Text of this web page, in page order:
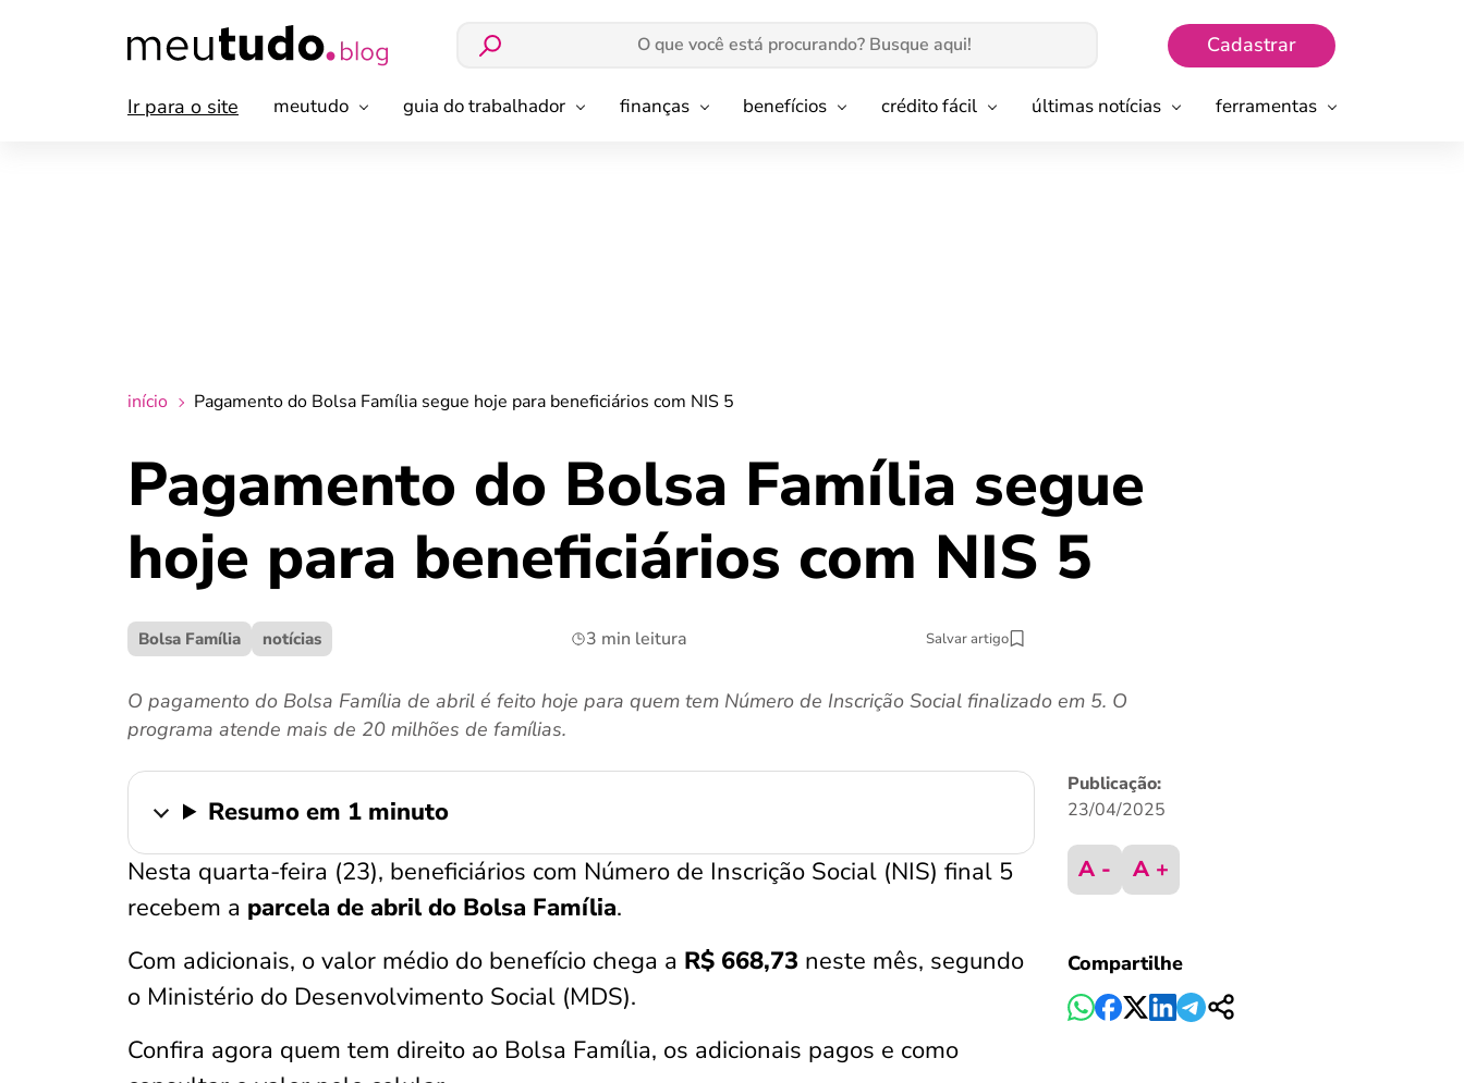
Cadastrar
Ir para o site meutudo guia do trabalhador finanças benefícios crédito fácil últimas notícias ferramentas
início Pagamento do Bolsa Família segue hoje para beneficiários com NIS 5
Pagamento do Bolsa Família segue
hoje para beneficiários com NIS 5
Bolsa Família notícias 3 min leitura Salvar artigo
O pagamento do Bolsa Família de abril é feito hoje para quem tem Número de Inscrição Social finalizado em 5. O
programa atende mais de 20 milhões de famílias.
Resumo em 1 minuto
Nesta quarta-feira (23), beneficiários com Número de Inscrição Social (NIS) final 5
recebem a parcela de abril do Bolsa Família.
Com adicionais, o valor médio do benefício chega a R$ 668,73 neste mês, segundo
o Ministério do Desenvolvimento Social (MDS).
Confira agora quem tem direito ao Bolsa Família, os adicionais pagos e como
Publicação:
23/04/2025
A - A +
Compartilhe